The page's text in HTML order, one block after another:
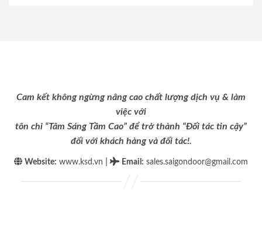
Cam kết không ngừng nâng cao chất lượng dịch vụ & làm
việc với
tôn chỉ “Tâm Sáng Tầm Cao” để trở thành “Đối tác tin cậy”
đối với khách hàng và đối tác!.
Website: www.ksd.vn Email : sales.saigondoor@gmail.com